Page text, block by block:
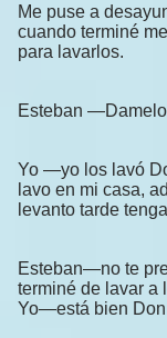
Me puse a
cuando terminé
para lavarlos.
Esteban
Yo —yo los lavó
lavo en mi casa,
levanto tarde
Esteban—no te
terminé de lavar a
Yo—está bien Don